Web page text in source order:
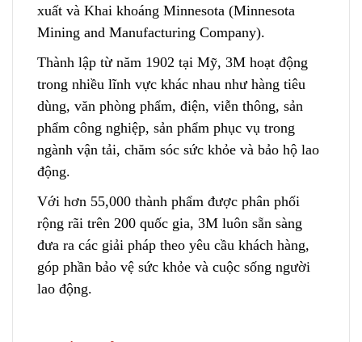
xuất và Khai khoáng Minnesota (Minnesota
Mining and Manufacturing Company).
Thành lập từ năm 1902 tại Mỹ, 3M hoạt động
trong nhiều lĩnh vực khác nhau như hàng tiêu
dùng, văn phòng phẩm, điện, viễn thông, sản
phẩm công nghiệp, sản phẩm phục vụ trong
ngành vận tải, chăm sóc sức khỏe và bảo hộ lao
động.
Với hơn 55,000 thành phẩm được phân phối
rộng rãi trên 200 quốc gia, 3M luôn sẵn sàng
đưa ra các giải pháp theo yêu cầu khách hàng,
góp phần bảo vệ sức khỏe và cuộc sống người
lao động.